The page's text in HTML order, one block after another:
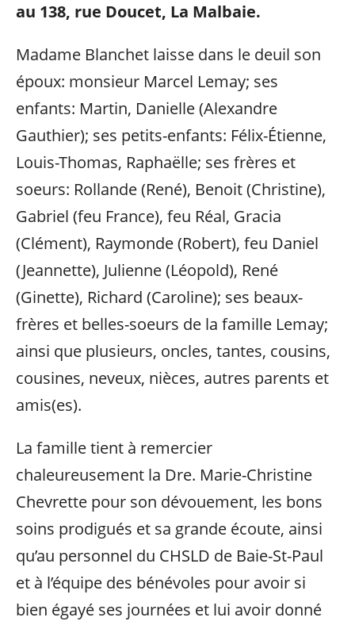
au 138, rue Doucet, La Malbaie.
Madame Blanchet laisse dans le deuil son
époux: monsieur Marcel Lemay; ses
enfants: Martin, Danielle (Alexandre
Gauthier); ses petits-enfants: Félix-Étienne,
Louis-Thomas, Raphaëlle; ses frères et
soeurs: Rollande (René), Benoit (Christine),
Gabriel (feu France), feu Réal, Gracia
(Clément), Raymonde (Robert), feu Daniel
(Jeannette), Julienne (Léopold), René
(Ginette), Richard (Caroline); ses beaux-
frères et belles-soeurs de la famille Lemay;
ainsi que plusieurs, oncles, tantes, cousins,
cousines, neveux, nièces, autres parents et
amis(es).
La famille tient à remercier
chaleureusement la Dre. Marie-Christine
Chevrette pour son dévouement, les bons
soins prodigués et sa grande écoute, ainsi
qu’au personnel du CHSLD de Baie-St-Paul
et à l’équipe des bénévoles pour avoir si
bien égayé ses journées et lui avoir donné